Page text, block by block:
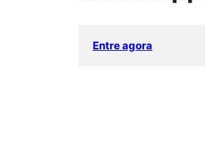
Entre agora